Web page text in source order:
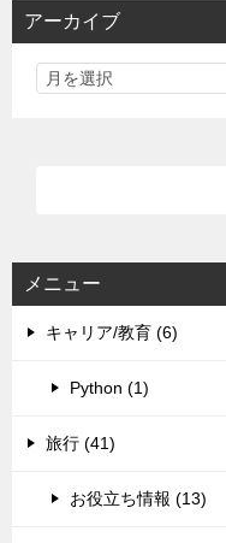
アーカイブ
メニュー
キャリア/教育 (6)
Python (1)
旅行 (41)
お役立ち情報 (13)